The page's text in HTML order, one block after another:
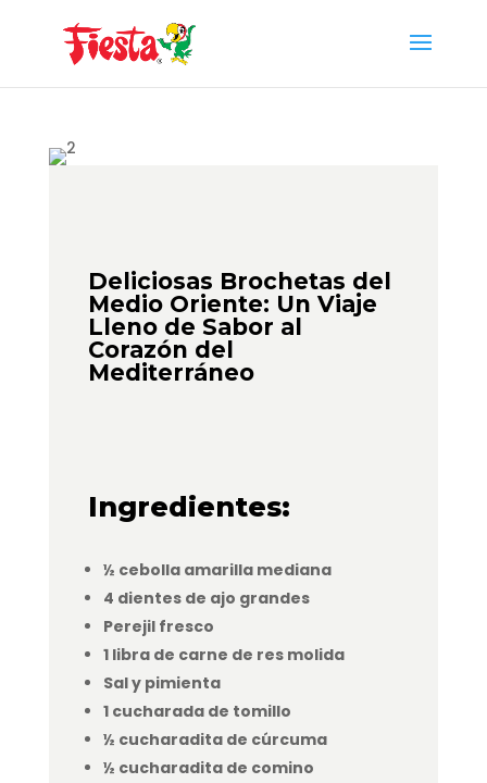
Deliciosas Brochetas del
Medio Oriente: Un Viaje
Lleno de Sabor al
Corazón del
Mediterráneo
Ingredientes:
½ cebolla amarilla mediana
4 dientes de ajo grandes
Perejil fresco
1 libra de carne de res molida
Sal y pimienta
1 cucharada de tomillo
½ cucharadita de cúrcuma
½ cucharadita de comino